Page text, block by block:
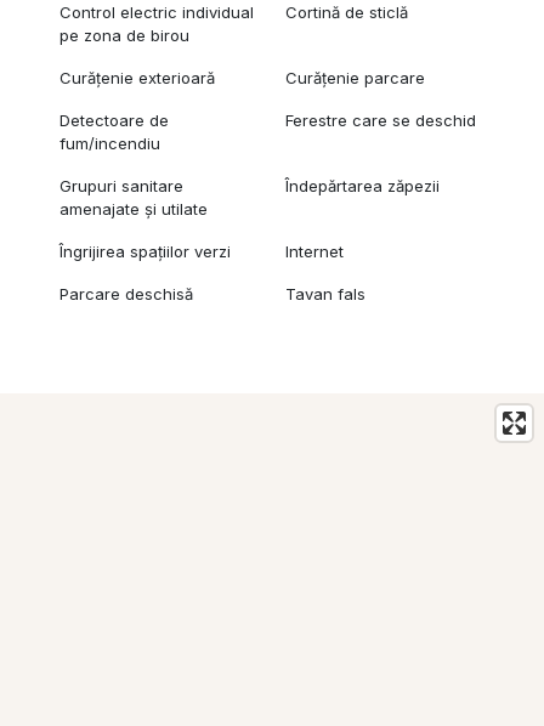
Control electric individual
pe zona de birou
Cortină de sticlă
Curățenie exterioară Curățenie parcare
Detectoare de
fum/incendiu
Ferestre care se deschid
Grupuri sanitare
amenajate și utilate
Îndepărtarea zăpezii
Îngrijirea spațiilor verzi Internet
Parcare deschisă Tavan fals